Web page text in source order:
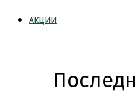
АКЦИИ